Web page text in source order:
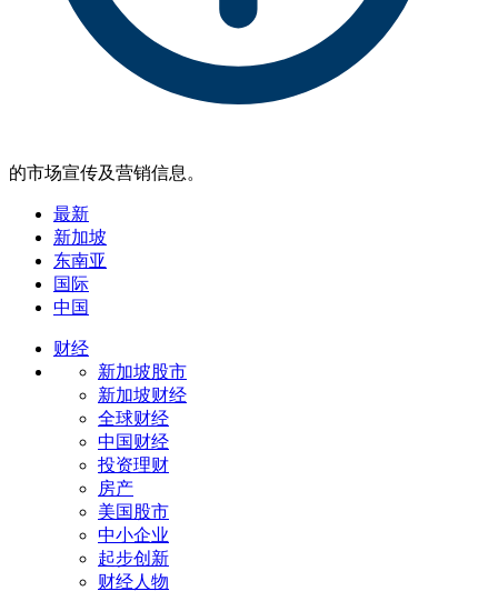
的市场宣传及营销信息。
最新
新加坡
东南亚
国际
中国
财经
新加坡股市
新加坡财经
全球财经
中国财经
投资理财
房产
美国股市
中小企业
起步创新
财经人物